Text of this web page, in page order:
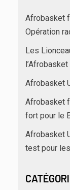
Afrobasket
Opération
Les
l’Afrobasket
Afrobasket
Afrobasket
fort pour le
Afrobasket
test pour